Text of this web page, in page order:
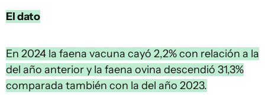
El dato
En 2024 la faena vacuna cayó 2,2% con relación a la
del año anterior y la faena ovina descendió 31,3%
comparada también con la del año 2023.